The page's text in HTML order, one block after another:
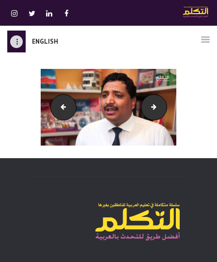
ENGLISH
قسم المعلمين
الصوتيات
اتصل بنا
نبذه عنا
ATTAKALLUM ONLINE
دخول
video_home maxresdefault1